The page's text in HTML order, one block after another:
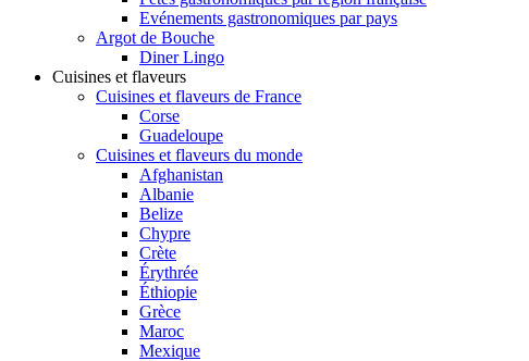
Evénements gastronomiques par pays
Argot de Bouche
Diner Lingo
Cuisines et flaveurs
Cuisines et flaveurs de France
Corse
Guadeloupe
Cuisines et flaveurs du monde
Afghanistan
Albanie
Belize
Chypre
Crète
Érythrée
Éthiopie
Grèce
Maroc
Mexique